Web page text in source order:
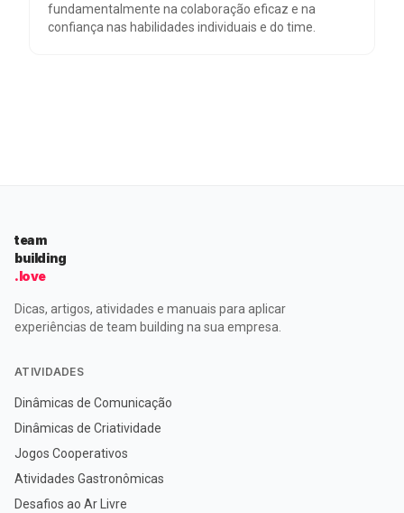
fundamentalmente na colaboração eficaz e na
confiança nas habilidades individuais e do time.
team
building
.love
Dicas, artigos, atividades e manuais para aplicar
experiências de team building na sua empresa.
ATIVIDADES
Dinâmicas de Comunicação
Dinâmicas de Criatividade
Jogos Cooperativos
Atividades Gastronômicas
Desafios ao Ar Livre